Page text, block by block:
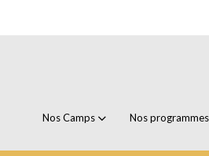
Nos Camps Nos programmes